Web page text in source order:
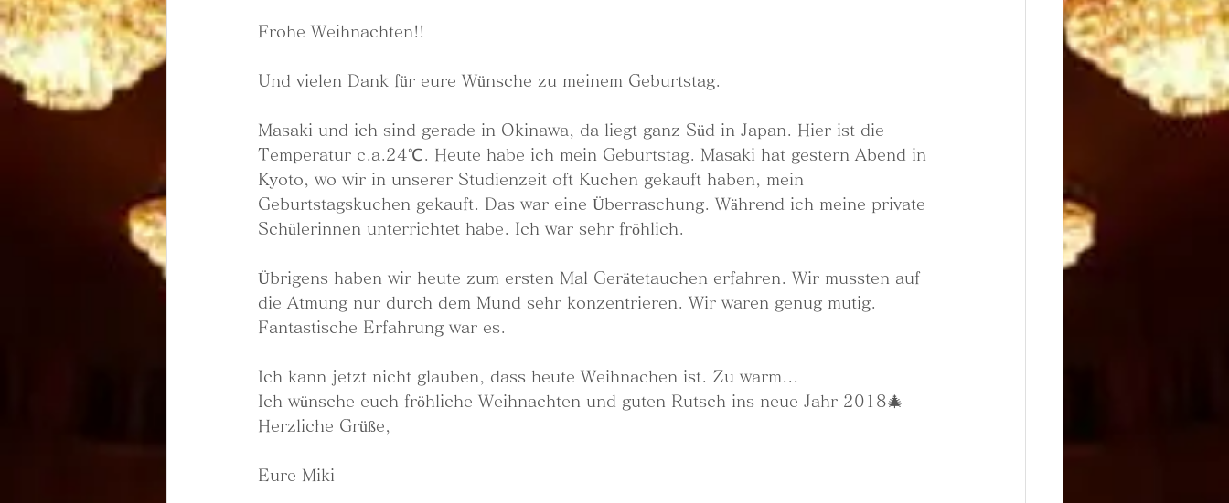
Frohe Weihnachten!!
Und vielen Dank für eure Wünsche zu meinem Geburtstag.
Masaki und ich sind gerade in Okinawa, da liegt ganz Süd in Japan. Hier ist die
Temperatur c.a.24℃. Heute habe ich mein Geburtstag. Masaki hat gestern Abend in
Kyoto, wo wir in unserer Studienzeit oft Kuchen gekauft haben, mein
Geburtstagskuchen gekauft. Das war eine Überraschung. Während ich meine private
Schülerinnen unterrichtet habe. Ich war sehr fröhlich.
Übrigens haben wir heute zum ersten Mal Gerätetauchen erfahren. Wir mussten auf
die Atmung nur durch dem Mund sehr konzentrieren. Wir waren genug mutig.
Fantastische Erfahrung war es.
Ich kann jetzt nicht glauben, dass heute Weihnachen ist. Zu warm...
Ich wünsche euch fröhliche Weihnachten und guten Rutsch ins neue Jahr 2018🎄
Herzliche Grüße,
Eure Miki